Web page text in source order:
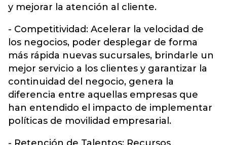
y mejorar la atención al cliente.
- Competitividad: Acelerar la velocidad de
los negocios, poder desplegar de forma
más rápida nuevas sucursales, brindarle un
mejor servicio a los clientes y garantizar la
continuidad del negocio, genera la
diferencia entre aquellas empresas que
han entendido el impacto de implementar
políticas de movilidad empresarial.